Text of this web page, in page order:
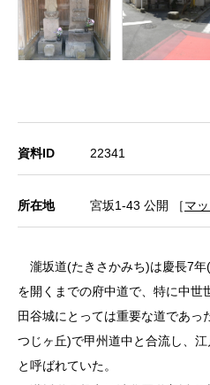
資料ID 22341
所在地 宮坂1-43 公開 ［マ
瀧坂道(たきさかみち)は慶長7年
を開くまでの府中道で、特に中世
田谷城にとっては重要な道であっ
つじヶ丘)で甲州道中と合流し、江
と呼ばれていた。